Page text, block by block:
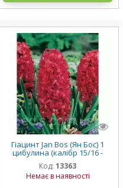
Гіацинт Jan Bos (Ян Бос) 1
цибулина (калібр 15/16 -
великий)
Код: 13363
Немає в наявності